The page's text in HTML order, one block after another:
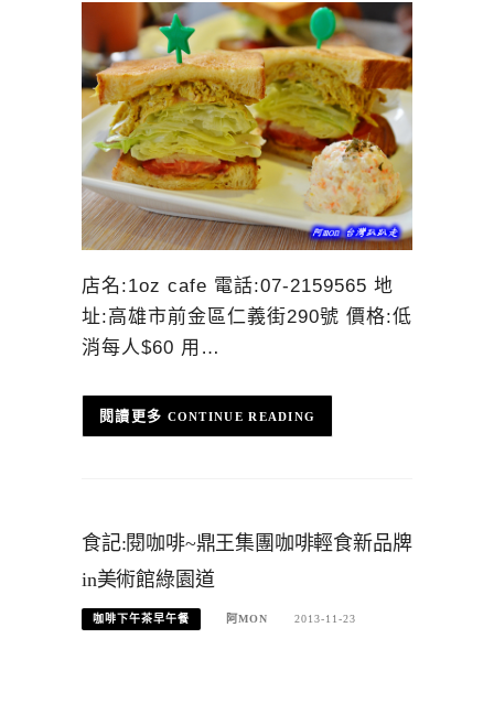
店名:1oz cafe 電話:07-2159565 地
址:高雄市前金區仁義街290號 價格:低
消每人$60 用…
CONTINUE READING
食記:閱咖啡~鼎王集團咖啡輕食新品牌
in美術館綠園道
咖啡下午茶早午餐 阿MON 2013-11-23